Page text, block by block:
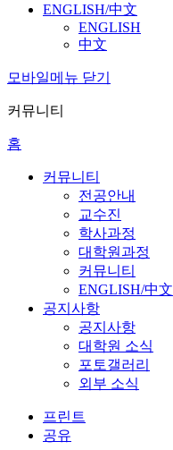
ENGLISH/中文
ENGLISH
中文
모바일메뉴 닫기
커뮤니티
홈
커뮤니티
전공안내
교수진
학사과정
대학원과정
커뮤니티
ENGLISH/中文
공지사항
공지사항
대학원 소식
포토갤러리
외부 소식
프린트
공유